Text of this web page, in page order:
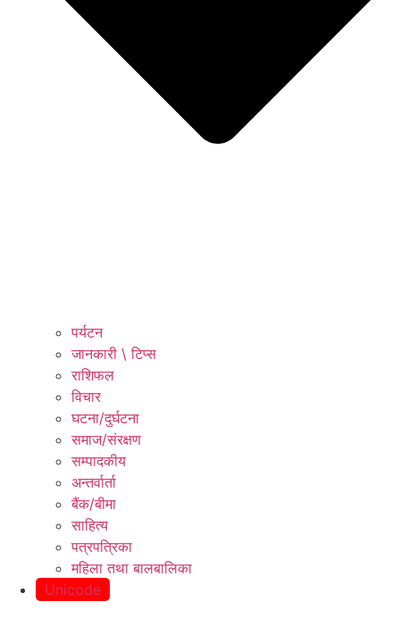
पर्यटन
जानकारी \ टिप्स
राशिफल
विचार
घटना/दुर्घटना
समाज/संरक्षण
सम्पादकीय
अन्तर्वार्ता
बैंक/बीमा
साहित्य
पत्रपत्रिका
महिला तथा बालबालिका
Unicode